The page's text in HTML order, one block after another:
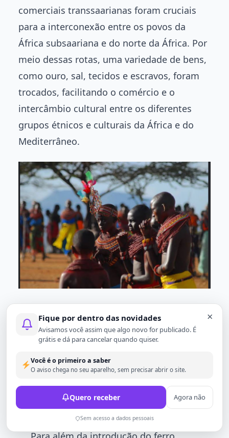
comerciais transsaarianas foram cruciais
para a interconexão entre os povos da
África subsaariana e do norte da África. Por
meio dessas rotas, uma variedade de bens,
como ouro, sal, tecidos e escravos, foram
trocados, facilitando o comércio e o
intercâmbio cultural entre os diferentes
grupos étnicos e culturais da África e do
Mediterrâneo.
Metalúrgicas:
A Era dos Metais desvenda uma rica
tapeçaria de contribuições da
Civilização Africana para o
desenvolvimento humano.
×
Fique por dentro das novidades
Avisamos você assim que algo novo for publicado. É
grátis e dá para cancelar quando quiser.
Você é o primeiro a saber
O aviso chega no seu aparelho, sem precisar abrir o site.
Quero receber Agora não
Sem acesso a dados pessoais